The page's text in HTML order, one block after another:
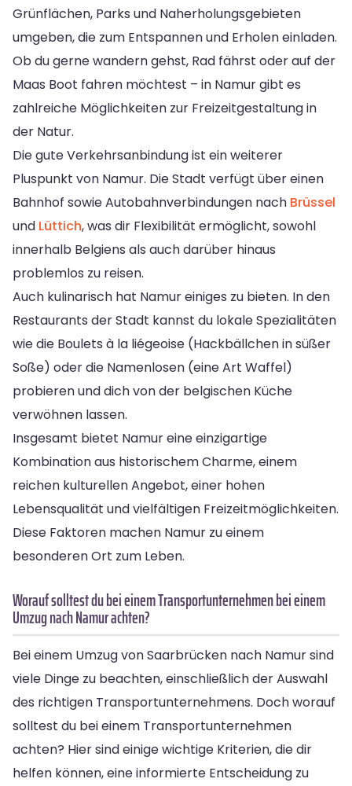
Grünflächen, Parks und Naherholungsgebieten
umgeben, die zum Entspannen und Erholen einladen.
Ob du gerne wandern gehst, Rad fährst oder auf der
Maas Boot fahren möchtest – in Namur gibt es
zahlreiche Möglichkeiten zur Freizeitgestaltung in
der Natur.
Die gute Verkehrsanbindung ist ein weiterer
Pluspunkt von Namur. Die Stadt verfügt über einen
Bahnhof sowie Autobahnverbindungen nach Brüssel
und Lüttich, was dir Flexibilität ermöglicht, sowohl
innerhalb Belgiens als auch darüber hinaus
problemlos zu reisen.
Auch kulinarisch hat Namur einiges zu bieten. In den
Restaurants der Stadt kannst du lokale Spezialitäten
wie die Boulets à la liégeoise (Hackbällchen in süßer
Soße) oder die Namenlosen (eine Art Waffel)
probieren und dich von der belgischen Küche
verwöhnen lassen.
Insgesamt bietet Namur eine einzigartige
Kombination aus historischem Charme, einem
reichen kulturellen Angebot, einer hohen
Lebensqualität und vielfältigen Freizeitmöglichkeiten.
Diese Faktoren machen Namur zu einem
besonderen Ort zum Leben.
Worauf solltest du bei einem Transportunternehmen bei einem
Umzug nach Namur achten?
Bei einem Umzug von Saarbrücken nach Namur sind
viele Dinge zu beachten, einschließlich der Auswahl
des richtigen Transportunternehmens. Doch worauf
solltest du bei einem Transportunternehmen
achten? Hier sind einige wichtige Kriterien, die dir
helfen können, eine informierte Entscheidung zu